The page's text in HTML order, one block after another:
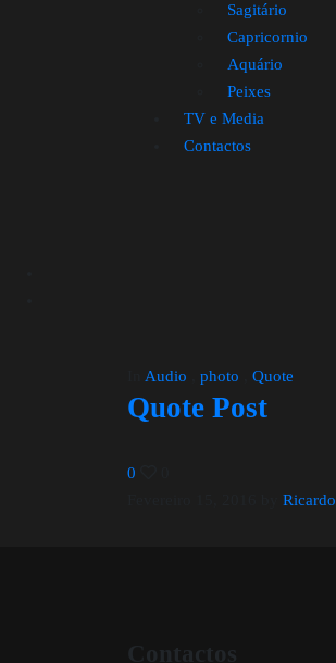
Sagitário
Capricornio
Aquário
Peixes
TV e Media
Contactos
Audio photo Quote
Quote Post
0
Ricardo